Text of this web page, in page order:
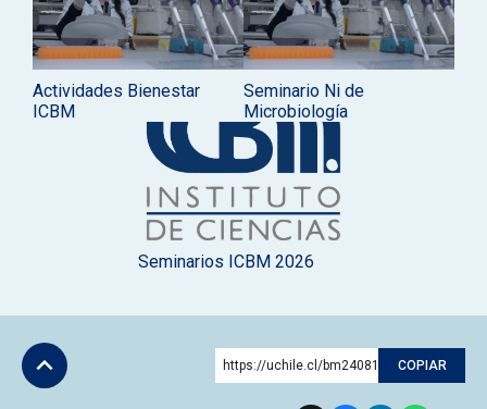
Actividades Bienestar
ICBM
Seminario Ni de
Microbiología
Seminarios ICBM 2026
https://uchile.cl/bm240811 COPIAR